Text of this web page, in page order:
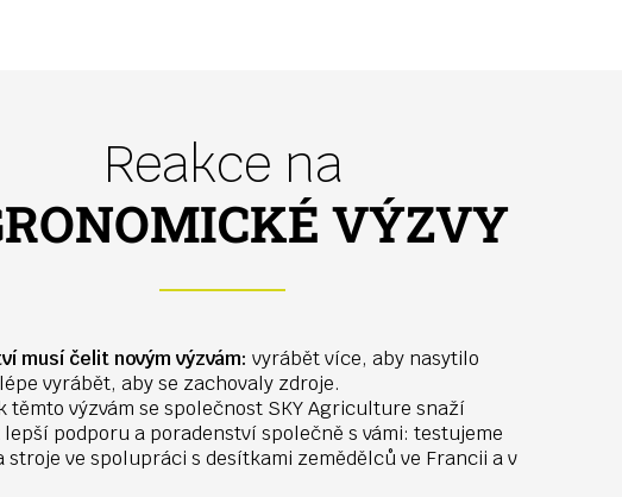
Reakce na
VÝZVY
musí čelit novým výzvám: vyrábět více, aby nasytilo
vyrábět, aby se zachovaly zdroje.
těmto výzvám se společnost SKY Agriculture snaží
podporu a poradenství společně s vámi: testujeme
stroje ve spolupráci s desítkami zemědělců ve Francii a v